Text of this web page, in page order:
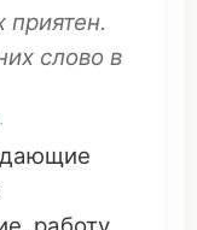
приятен.
слово в